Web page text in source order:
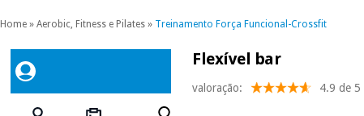
Home » Aerobic, Fitness e Pilates » Treinamento Força Funcional-Crossfit
Flexível bar
valoração: 4.9 de 5